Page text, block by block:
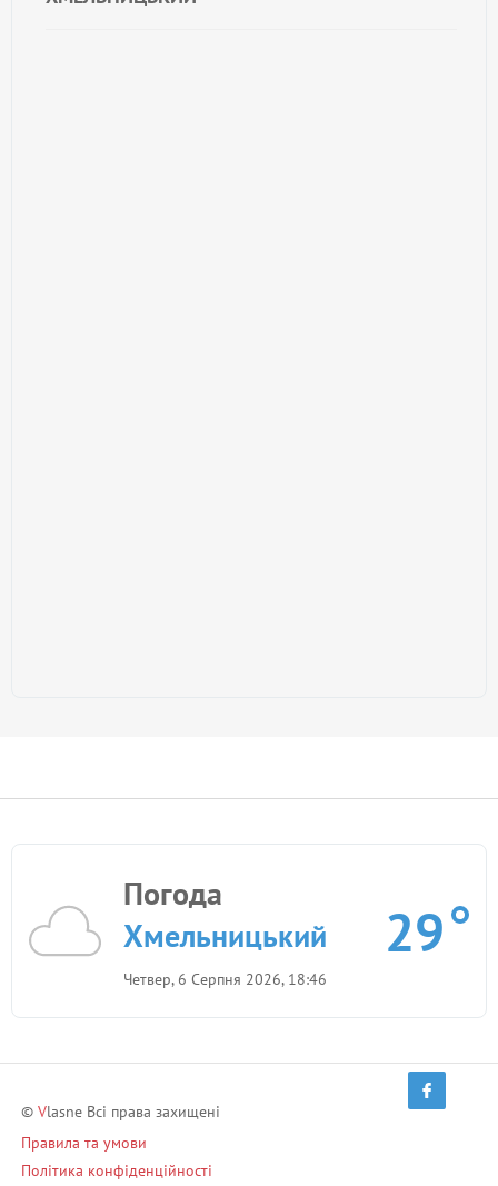
Погода
Хмельницький
Четвер, 6 Серпня 2026, 18:46
29
© Vlasne Всі права захищені
Правила та умови
Політика конфіденційності